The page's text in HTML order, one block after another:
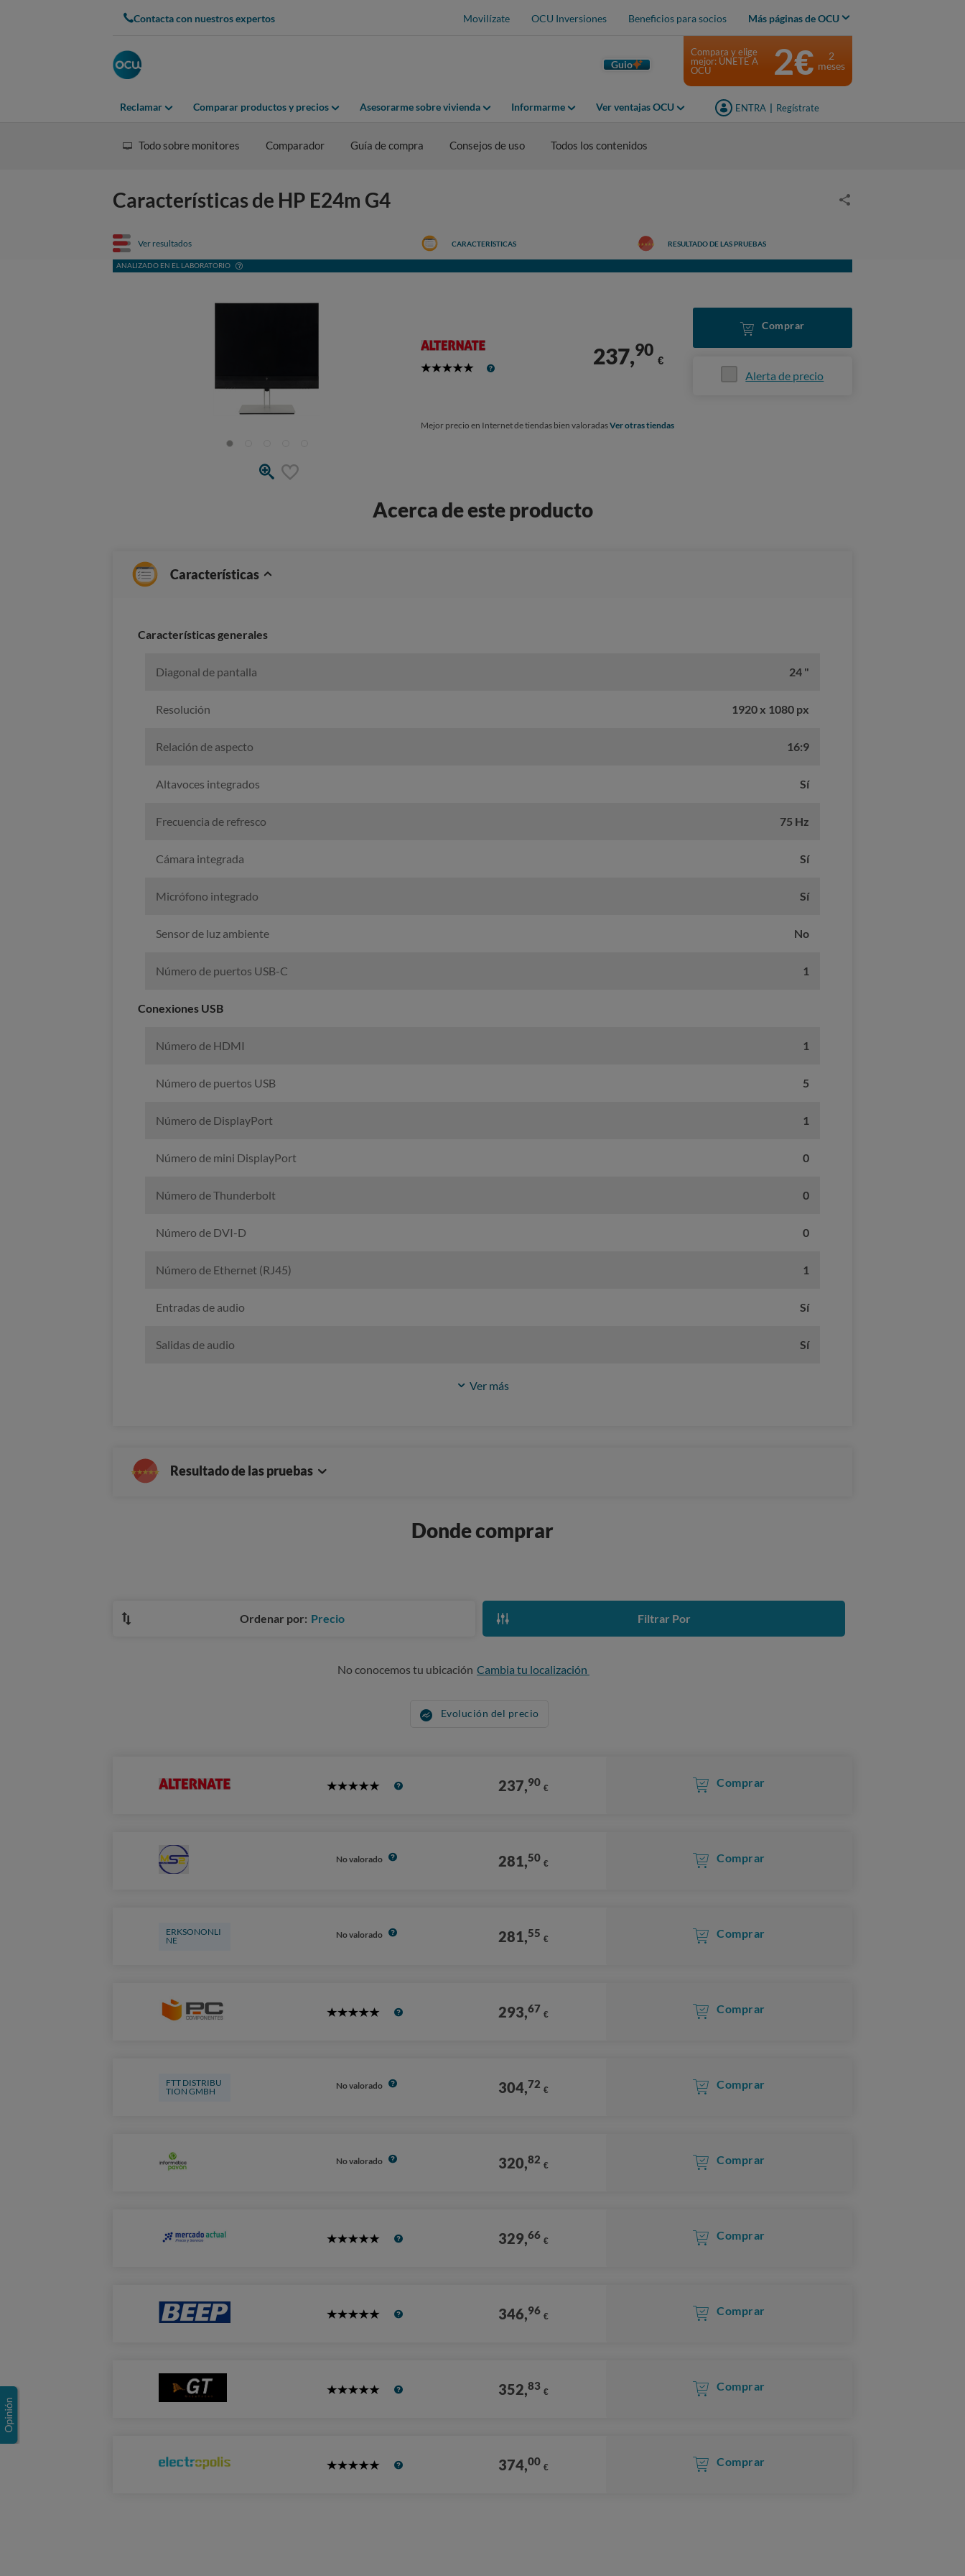
Contacta con nuestros expertos Movilízate OCU Inversiones Beneficios para socios Más páginas de OCU
Guio
Reclamar Comparar productos y precios Asesorarme sobre vivienda Informarme Ver ventajas OCU ENTRA Regístrate
Compara y elige
mejor: ÚNETE A
OCU
2€
2
meses
Todo sobre monitores Comparador Guía de compra Consejos de uso Todos los contenidos
Características de HP E24m G4
Ver resultados
ANALIZADO EN EL LABORATORIO
CARACTERÍSTICAS RESULTADO DE LAS PRUEBAS
5
237,90
€
Comprar
Alerta de precio
Mejor precio en Internet de tiendas bien valoradasVer otras tiendas
Acerca de este producto
Características
Caracterí­sticas generales
Diagonal de pantalla 24 "
Resolución 1920 x 1080 px
Relación de aspecto 16:9
Altavoces integrados Sí
Frecuencia de refresco 75 Hz
Cámara integrada Sí
Micrófono integrado Sí
Sensor de luz ambiente No
Número de puertos USB-C 1
Conexiones USB
Número de HDMI 1
Número de puertos USB 5
Número de DisplayPort 1
Número de mini DisplayPort 0
Número de Thunderbolt 0
Número de DVI-D 0
Número de Ethernet (RJ45) 1
Entradas de audio Sí
Salidas de audio Sí
Ver más
Resultado de las pruebas
Donde comprar
Ordenar por: Precio Filtrar Por
No conocemos tu ubicación Cambia tu localización
Evolución del precio
5
237,90 € Comprar
No valorado 281,50 € Comprar
ERKSONONLI
NE
No valorado 281,55 € Comprar
5
293,67 € Comprar
FTT DISTRIBU
TION GMBH
No valorado 304,72 € Comprar
No valorado 320,82 € Comprar
5
329,66 € Comprar
5
346,96 € Comprar
5
352,83 € Comprar
5
374,00 € Comprar